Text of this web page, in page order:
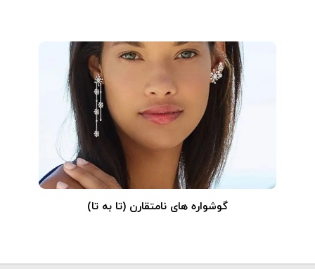
گوشواره های نامتقارن (تا به تا)